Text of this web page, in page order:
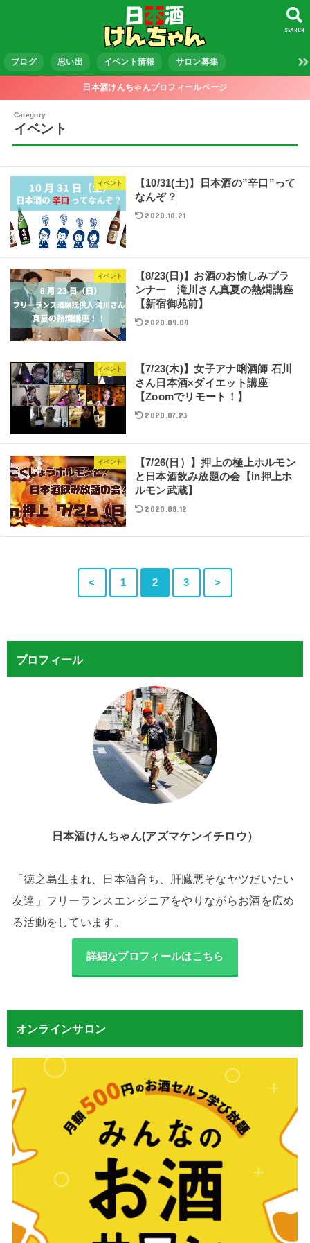
SEARCH
ブログ 思い出 イベント情報 サロン募集
日本酒けんちゃんプロフィールページ
イベント
イベント
【10/31(土)】日本酒の”辛口”って
なんぞ？
2020.10.21
イベント
【8/23(日)】お酒のお愉しみプラ
ンナー 滝川さん真夏の熱燗講座
【新宿御苑前】
2020.09.09
イベント
【7/23(木)】女子アナ唎酒師 石川
さん日本酒×ダイエット講座
【Zoomでリモート！】
2020.07.23
イベント
【7/26(日）】押上の極上ホルモン
と日本酒飲み放題の会【in押上ホ
ルモン武蔵】
2020.08.12
< 1 2 3 >
プロフィール
日本酒けんちゃん(アズマケンイチロウ）
「徳之島生まれ、日本酒育ち、肝臓悪そなヤツだいたい
友達」フリーランスエンジニアをやりながらお酒を広め
る活動をしています。
詳細なプロフィールはこちら
オンラインサロン